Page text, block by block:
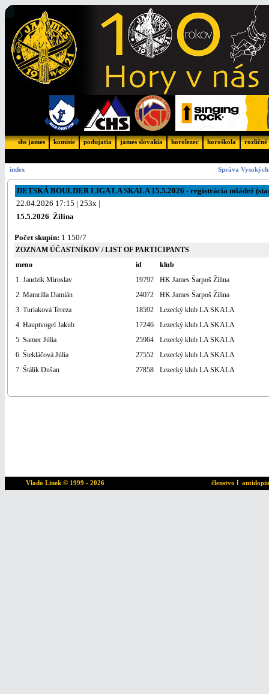
shs james komisie podujatia james slovakia horolezec horoškola rozličné
index Správa
DETSKÁ BOULDER LIGA LA SKALA 15.5.2026 - registrácia mládež
22.04.2026 17:15 | 253x |
15.5.2026 Žilina
Počet skupín: 1 150/7
ZOZNAM ÚČASTNÍKOV / LIST OF PARTICIPANTS
meno
id
klub
1. Jandzík Miroslav
19797
HK James Šarpoš Žilina
2. Mamrilla Damián
24072
HK James Šarpoš Žilina
3. Turiaková Tereza
18592
Lezecký klub LA SKALA
4. Hauptvogel Jakub
17246
Lezecký klub LA SKALA
5. Samec Júlia
25964
Lezecký klub LA SKALA
6. Štekláčová Júlia
27552
Lezecký klub LA SKALA
7. Štálik Dušan
27858 Lezecký klub LA SKALA
Vlado Linek© 1999 - 2026 členstvo